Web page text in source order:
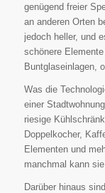
genügend freier
an anderen Orten
jedoch heller, und
schönere
Buntglaseinlagen,
Was die
einer
riesige
Doppelkocher,
Elementen und
manchmal kann
Darüber hinaus